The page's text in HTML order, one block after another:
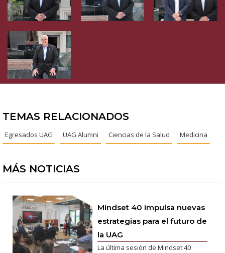
TEMAS RELACIONADOS
Egresados UAG UAG Alumni Ciencias de la Salud Medicina
MÁS NOTICIAS
Mindset 40 impulsa nuevas
estrategias para el futuro de
la UAG
La última sesión de Mindset 40